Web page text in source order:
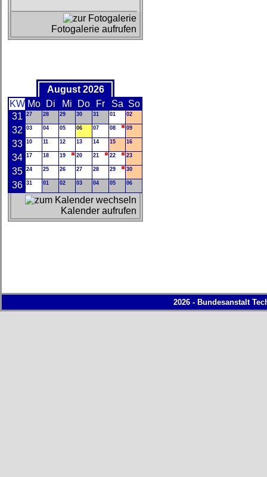
Fotogalerie aufrufen
August 2026
KW Mo Di Mi Do Fr Sa So
31
27 28 29 30 31 01 02
32 03 04 05 06 07 08 09
33 10 11 12 13 14 15 16
34 17 18 19 20 21 22 23
35 24 25 26 27 28 29 30
36 31 01 02 03 04 05 06
Kalender aufrufen
2026 - Bundesanstalt